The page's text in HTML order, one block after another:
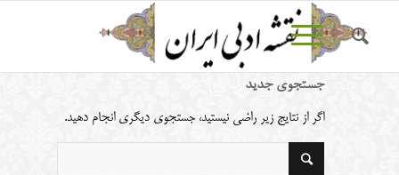
جستجوی جدید
اگر از نتایج زیر راضی نیستید، جستجوی دیگری انجام دهید.